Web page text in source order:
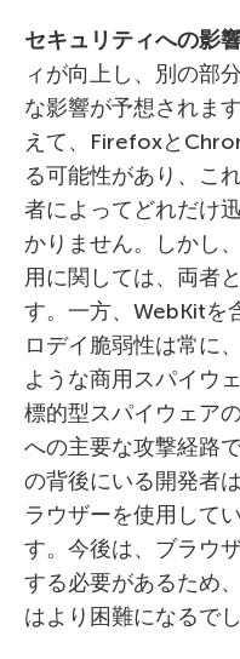
セキュリティへの影響
ィが向上し、別の部
な影響が予想されま
えて、Firefoxと
る可能性があり、こ
者によってどれだけ
かりません。しかし
用に関しては、両者
す。一方、WebKitを
ロデイ脆弱性は常に
ような商用スパイウェ
標的型スパイウェア
への主要な攻撃経路
の背後にいる開発者
ラウザーを使用して
す。今後は、ブラウ
する必要があるため
はより困難になるでし